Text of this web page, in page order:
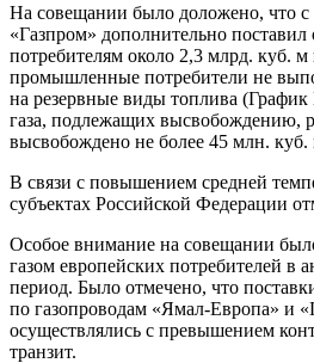
На совещании было доложено, что с
«Газпром» дополнительно поставил
потребителям около 2,3 млрд. куб. м
промышленные потребители не
на резервные виды топлива
газа, подлежащих высвобождению,
высвобождено не более 45 млн. куб.
В связи с повышением средней
субъектах Российской Федерации
Особое внимание на совещании
газом европейских потребителей в
период. Было отмечено, что
по газопроводам «Ямал-Европа» и
осуществлялись с превышением
транзит.